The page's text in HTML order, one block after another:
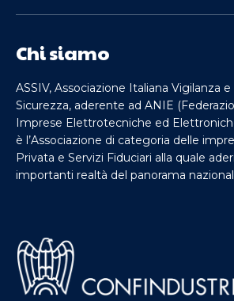
Chi siamo
ASSIV, Associazione Italiana Vigilanza e
Sicurezza, aderente ad ANIE
Imprese Elettrotecniche ed
è l’Associazione di categoria delle
Privata e Servizi Fiduciari alla quale
importanti realtà del panorama